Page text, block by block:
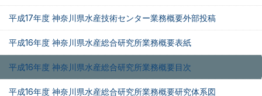
平成17年度 神奈川県水産技術センター業務概要外部投稿
平成16年度 神奈川県水産総合研究所業務概要表紙
平成16年度 神奈川県水産総合研究所業務概要目次
平成16年度 神奈川県水産総合研究所業務概要研究体系図